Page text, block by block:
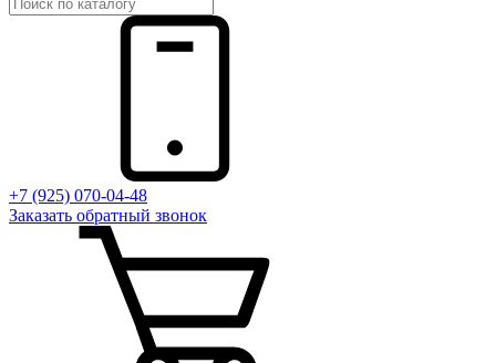
+7 (925) 070-04-48
Заказать обратный звонок